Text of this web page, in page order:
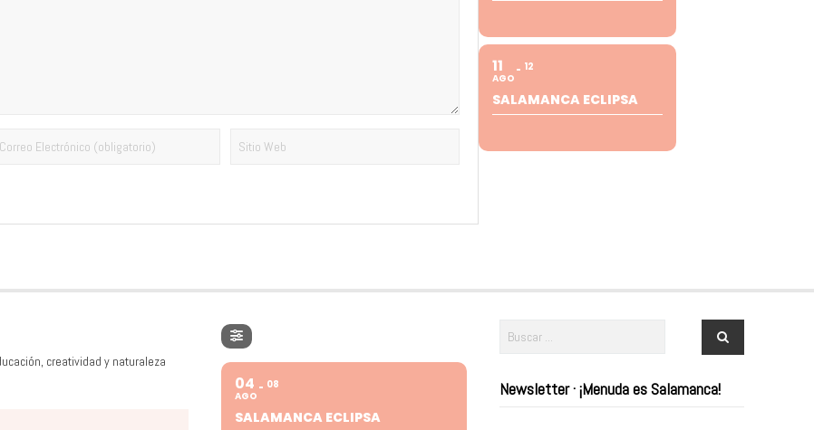
11
AGO
12
SALAMANCA ECLIPSA
creatividad y naturaleza
04
AGO
08
SALAMANCA ECLIPSA
Newsletter · ¡Menuda es Salamanca!